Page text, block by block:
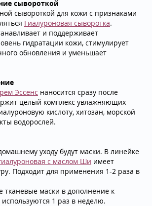
сывороткой
сывороткой для кожи с признаками
Гиалуроновая сыворотка.
и поддерживает
гидратации кожи, стимулирует
обновления и уменьшает
Эссенс наносится сразу после
целый комплекс увлажняющих
кислоту, хитозан, морской
водорослей.
уходу будут маски. В линейке
с маслом Ши имеет
Подходит для применения 1-2 раза в
тканевые маски в дополнение к
используются 1 раз в неделю.